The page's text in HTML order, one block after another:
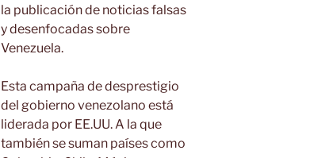
la publicación de noticias falsas
y desenfocadas sobre
Venezuela.
Esta campaña de desprestigio
del gobierno venezolano está
liderada por EE.UU. A la que
también se suman países como